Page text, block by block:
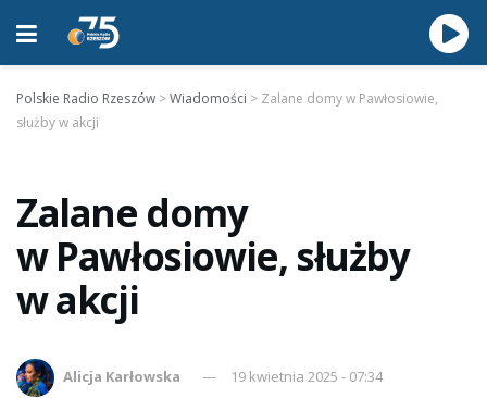
Polskie Radio Rzeszów >Wiadomości > Zalane domy w Pawłosiowie,
służby w akcji
Zalane domy
w Pawłosiowie, służby
w akcji
Alicja Karłowska
19 kwietnia 2025 - 07:34